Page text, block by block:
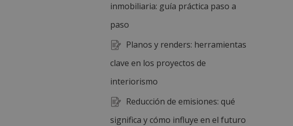
inmobiliaria: guía práctica paso a
paso
Planos y renders: herramientas
clave en los proyectos de
interiorismo
Reducción de emisiones: qué
significa y cómo influye en el futuro